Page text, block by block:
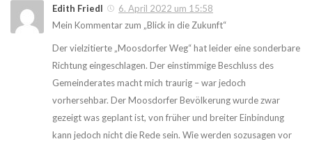
Edith Friedl
6. April 2022 um 15:58
Mein Kommentar zum „Blick in die Zukunft“
Der vielzitierte „Moosdorfer Weg“ hat leider eine sonderbare
Richtung eingeschlagen. Der einstimmige Beschluss des
Gemeinderates macht mich traurig – war jedoch
vorhersehbar. Der Moosdorfer Bevölkerung wurde zwar
gezeigt was geplant ist, von früher und breiter Einbindung
kann jedoch nicht die Rede sein. Wie werden sozusagen vor